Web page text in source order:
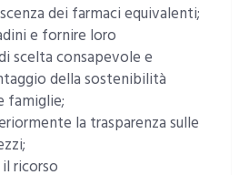
dei farmaci equivalenti;
e fornire loro
scelta consapevole e
della sostenibilità
famiglie;
la trasparenza sulle
ricorso